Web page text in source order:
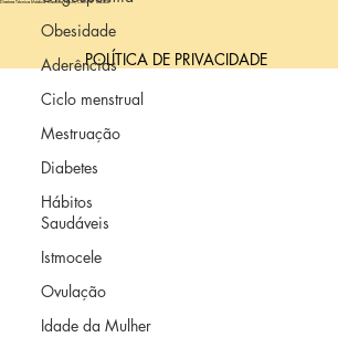
Obesidade
Aderências
Ciclo menstrual
Mestruação
Diabetes
Hábitos
Saudáveis
Istmocele
Ovulação
Idade da Mulher
© 2025 | SEMEAR fertilidade
POLÍTICA DE PRIVACIDADE